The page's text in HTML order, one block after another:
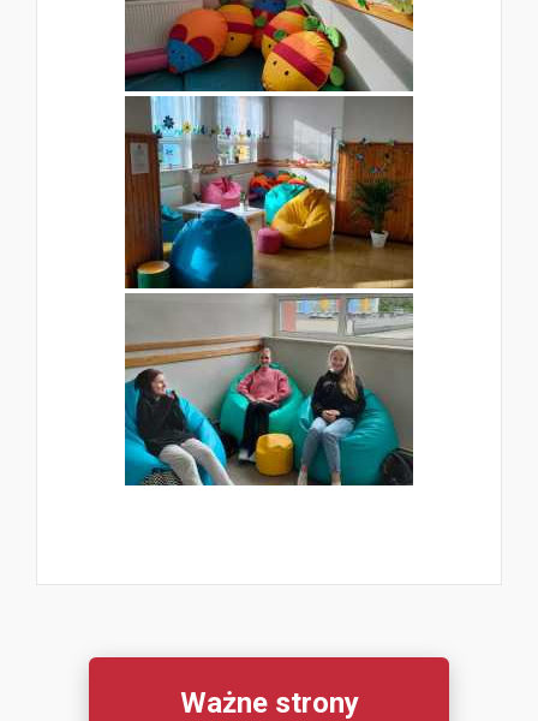
Ważne strony